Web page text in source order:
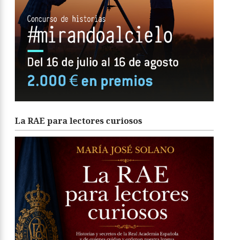
La RAE para lectores curiosos